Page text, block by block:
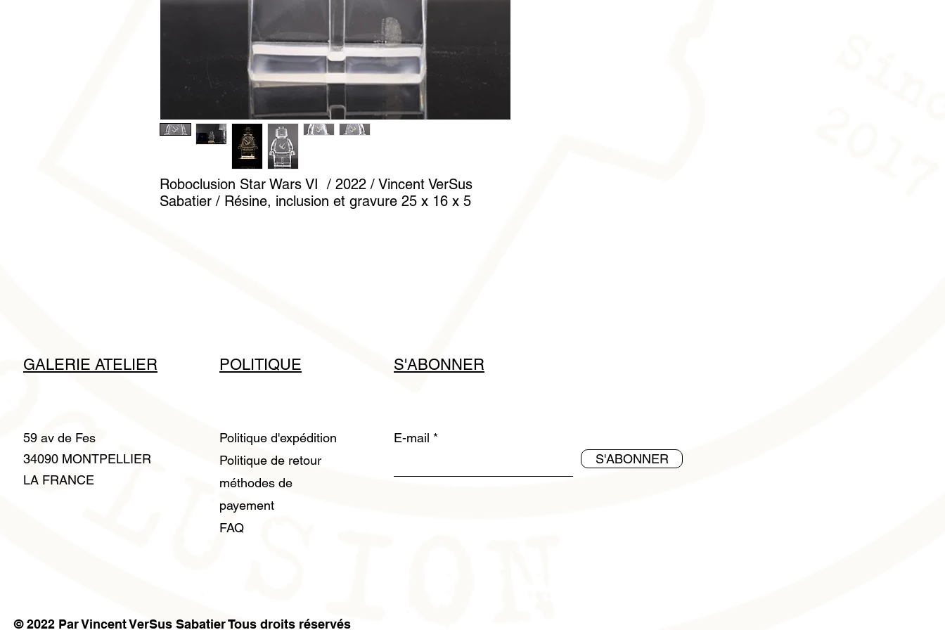
Roboclusion Star Wars VI / 2022 / Vincent VerSus
Sabatier / Résine, inclusion et gravure 25 x 16 x 5
GALERIE ATELIER POLITIQUE S'ABONNER
59 av de Fes
34090 MONTPELLIER
LA FRANCE
Politique d'expédition
Politique de retour
méthodes de
payement
FAQ
E-mail
S'ABONNER
© 2022 Par Vincent VerSus Sabatier Tous droits réservés